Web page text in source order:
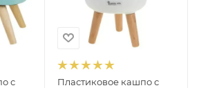
с
Пластиковое кашпо с